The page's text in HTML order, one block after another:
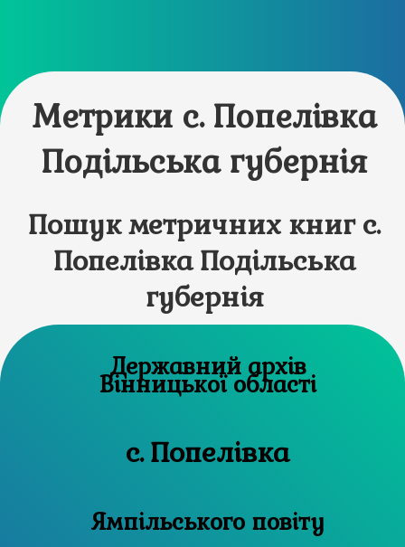
Метрики с. Попелівка
Подільська губернія
Пошук метричних книг с.
Попелівка Подільська
губернія
Державний архів
Вінницької області
с. Попелівка
Ямпільського повіту